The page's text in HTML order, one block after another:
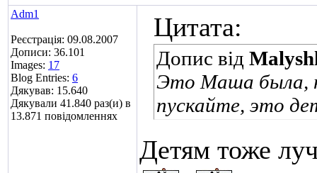
Adm1
Реєстрація: 09.08.2007
Дописи: 36.101
Images: 17
Blog Entries: 6
Дякував: 15.640
Дякували 41.840 раз(и) в
13.871 повідомленнях
Цитата:
Допис від
Это Маша была,
пускайте, это
Детям тоже